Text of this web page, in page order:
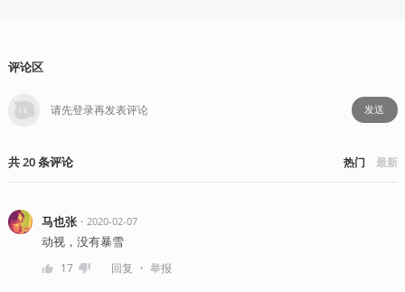
评论区
发送
共20条评论 热门 最新
马也张・ 2020-02-07
动视，没有暴雪
17 回复 ・ 举报